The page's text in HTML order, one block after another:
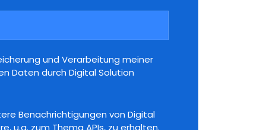
und Verarbeitung meiner
Daten durch Digital Solution
Benachrichtigungen von Digital
u.a. zum Thema APIs, zu erhalten.